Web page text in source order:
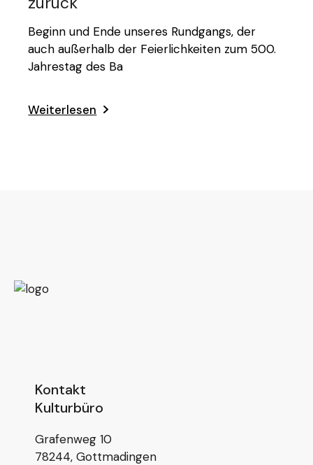
Beginn und Ende unseres Rundgangs, der
auch außerhalb der Feierlichkeiten zum 500.
Jahrestag des Ba
Weiterlesen
Kontakt
Kulturbüro
Grafenweg 10
78244, Gottmadingen